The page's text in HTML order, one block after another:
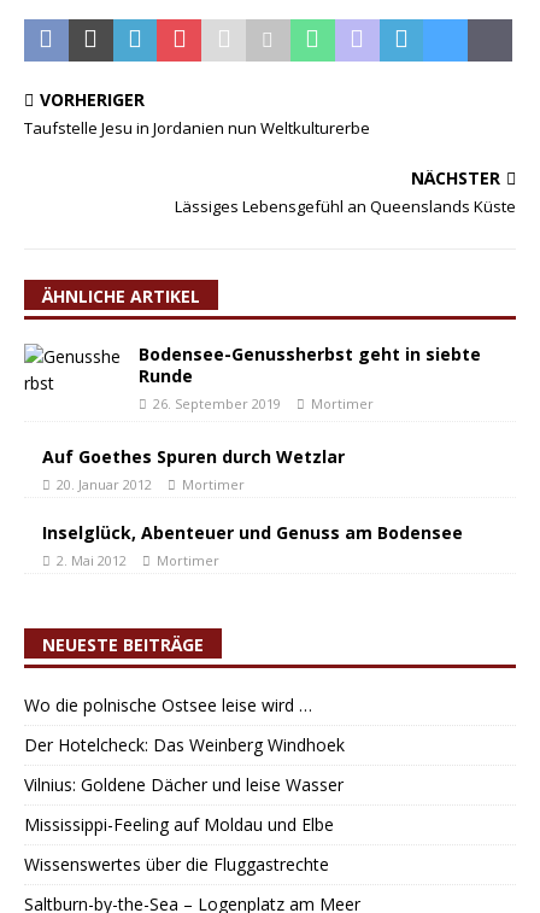
VORHERIGER
Taufstelle Jesu in Jordanien nun Weltkulturerbe
NÄCHSTER
Lässiges Lebensgefühl an Queenslands Küste
ÄHNLICHE ARTIKEL
Bodensee-Genussherbst geht in siebte
Runde
26. September 2019 Mortimer
Auf Goethes Spuren durch Wetzlar
20. Januar 2012 Mortimer
Inselglück, Abenteuer und Genuss am Bodensee
2. Mai 2012 Mortimer
NEUESTE BEITRÄGE
Wo die polnische Ostsee leise wird …
Der Hotelcheck: Das Weinberg Windhoek
Vilnius: Goldene Dächer und leise Wasser
Mississippi-Feeling auf Moldau und Elbe
Wissenswertes über die Fluggastrechte
Saltburn-by-the-Sea – Logenplatz am Meer